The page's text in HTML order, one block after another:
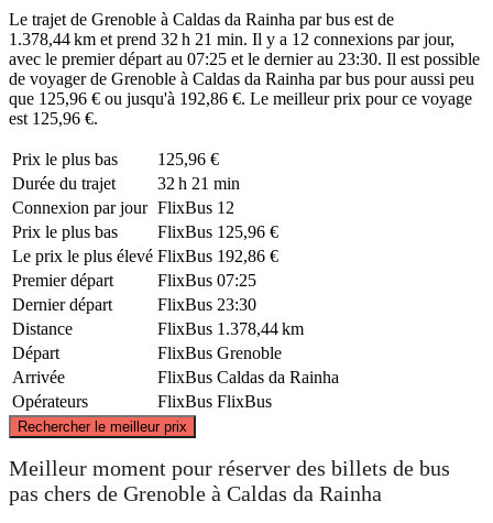
Le trajet de Grenoble à Caldas da Rainha par bus est de
1.378,44 km et prend 32 h 21 min. Il y a 12 connexions par jour,
avec le premier départ au 07:25 et le dernier au 23:30. Il est possible
de voyager de Grenoble à Caldas da Rainha par bus pour aussi peu
que 125,96 € ou jusqu'à 192,86 €. Le meilleur prix pour ce voyage
est 125,96 €.
Prix ​​le plus bas
125,96 €
Durée du trajet
32 h 21 min
Connexion par jour FlixBus 12
Prix ​​le plus bas
FlixBus 125,96 €
Le prix le plus élevé FlixBus 192,86 €
Premier départ
FlixBus 07:25
Dernier départ
FlixBus 23:30
Distance
FlixBus 1.378,44 km
Départ
FlixBus Grenoble
Arrivée
FlixBus Caldas da Rainha
Opérateurs
FlixBus FlixBus
Rechercher le meilleur prix
Grenoble
©CARTO
Meilleur moment pour réserver des billets de bus
pas chers de Grenoble à Caldas da Rainha